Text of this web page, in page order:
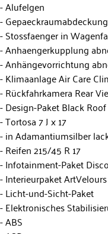
Alufelgen
Gepaeckraumabdeckung
Stossfaenger in
Anhaengerkupplung
Anhängevorrichtung
Klimaanlage Air Care
Rückfahrkamera Rear
Design-Paket Black Roof
Tortosa 7 J x 17
in Adamantiumsilber
Reifen 215/45 R 17
Infotainment-Paket
Interieurpaket ArtVelours
Licht-und-Sicht-Paket
Elektronisches
ABS